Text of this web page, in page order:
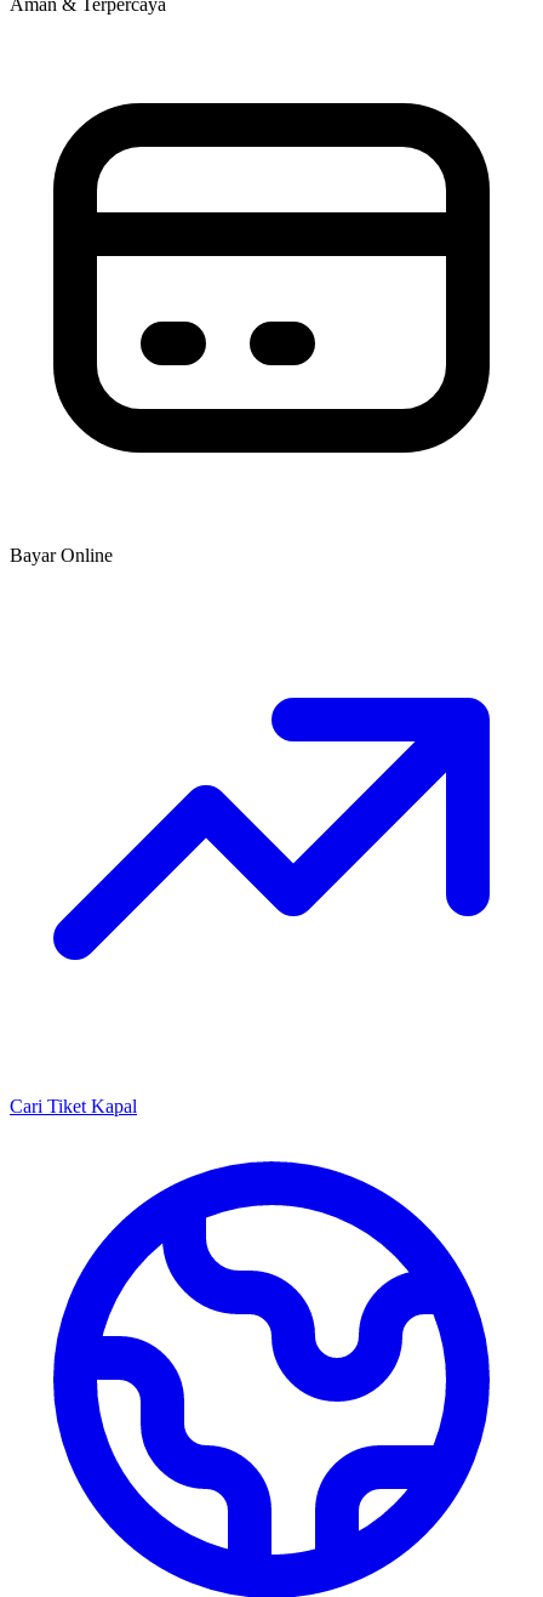
Bayar Online
Cari Tiket Kapal